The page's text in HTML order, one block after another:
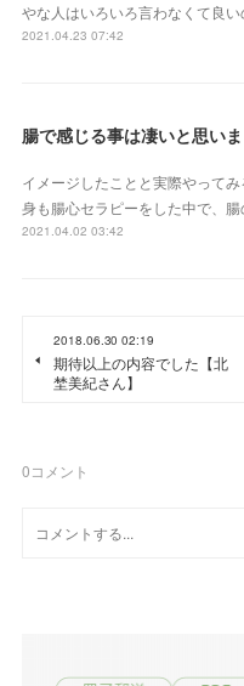
やな人はいろいろ言わなくて良
2021.04.23 07:42
腸で感じる事は凄いと思い
イメージしたことと実際やって
身も腸心セラピーをした中で、
2021.04.02 03:42
2018.06.30 02:19
期待以上の内容でした【北
埜美紀さん】
0コメント